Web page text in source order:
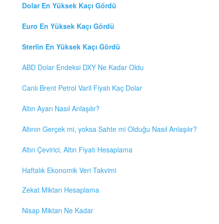
Dolar En Yüksek Kaçı Gördü
Euro En Yüksek Kaçı Gördü
Sterlin En Yüksek Kaçı Gördü
ABD Dolar Endeksi DXY Ne Kadar Oldu
Canlı Brent Petrol Varil Fiyatı Kaç Dolar
Altın Ayarı Nasıl Anlaşılır?
Altının Gerçek mi, yoksa Sahte mi Olduğu Nasıl Anlaşılır?
Altın Çevirici, Altın Fiyatı Hesaplama
Haftalık Ekonomik Veri Takvimi
Zekat Miktarı Hesaplama
Nisap Miktarı Ne Kadar